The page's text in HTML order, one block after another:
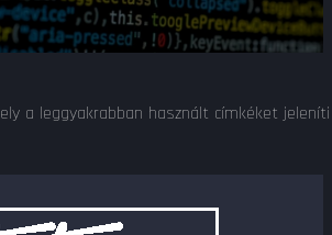
a leggyakrabban használt címkéket